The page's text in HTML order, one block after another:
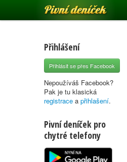
Pivní deníček
Přihlášení
Přihlásit se přes Facebook
Nepoužíváš Facebook?
Pak je tu klasická
registrace a přihlašení.
Pivní deníček pro
chytré telefony